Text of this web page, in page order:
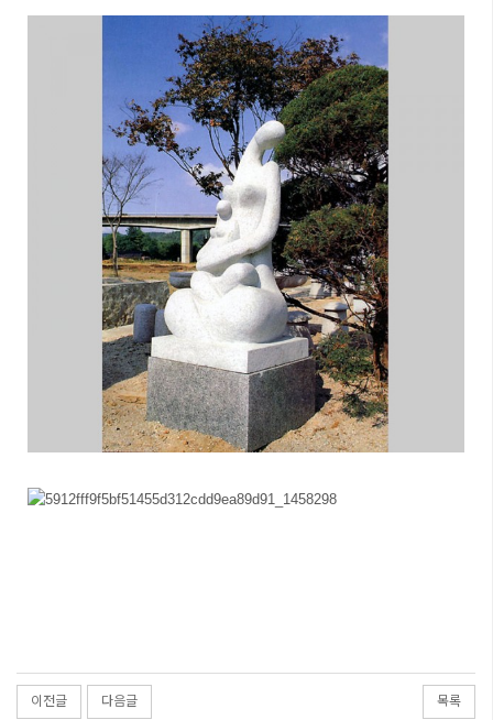
이전글 다음글 목록